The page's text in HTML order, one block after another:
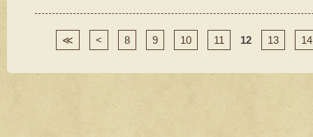
≪ < 8 9 10 11 12 13 14